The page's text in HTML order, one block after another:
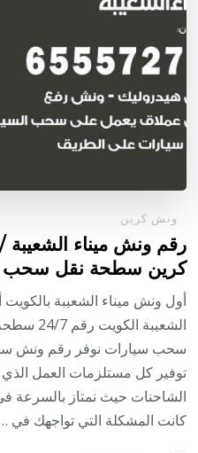
ونش كرين
كرين سطحة نقل سحب
أول ونش ميناء الشعيبة
الشعيبة
سحب سيارات نوفر رقم ونش
توفير كل مستلزمات العمل
الشاحنات حيث نمتاز بالسرعة
كانت المشكلة التي تواجهك في